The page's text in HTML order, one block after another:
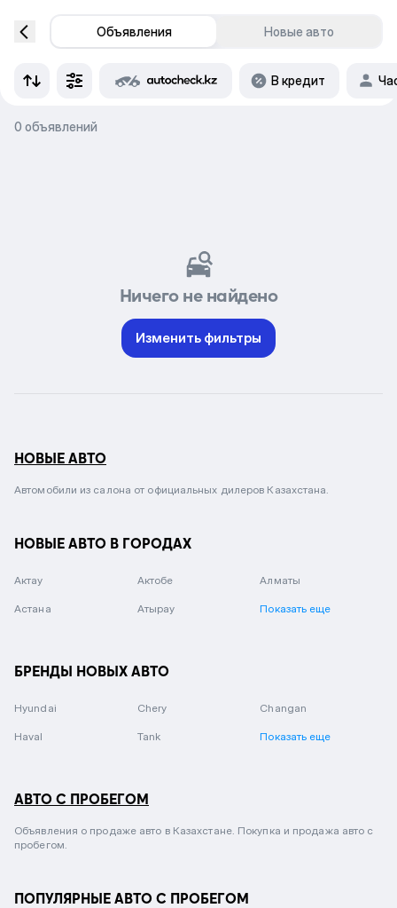
Объявления Новые авто
В кредит
0 объявлений
Ничего не найдено
Изменить фильтры
НОВЫЕ АВТО
Автомобили из салона от официальных дилеров Казахстана.
НОВЫЕ АВТО В ГОРОДАХ
Актау Актобе Алматы
Астана Атырау Показать еще
БРЕНДЫ НОВЫХ АВТО
Hyundai Chery Changan
Haval Tank Показать еще
АВТО С ПРОБЕГОМ
Объявления о продаже авто в Казахстане. Покупка и продажа авто с
пробегом.
ПОПУЛЯРНЫЕ АВТО С ПРОБЕГОМ